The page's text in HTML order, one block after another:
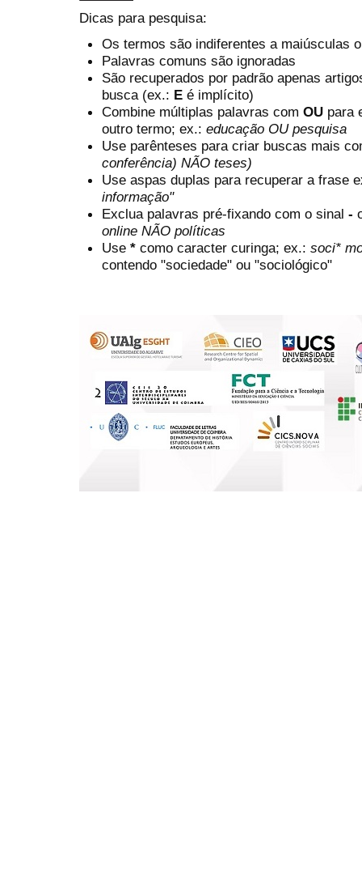
Dicas para pesquisa:
Os termos são indiferentes a maiúsculas
Palavras comuns são ignoradas
São recuperados por padrão apenas
busca (ex.: E é implícito)
Combine múltiplas palavras com OU para
outro termo; ex.: educação OU pesquisa
Use parênteses para criar buscas mais
conferência) NÃO teses)
Use aspas duplas para recuperar a frase
informação"
Exclua palavras pré-fixando com o sinal -
online NÃO políticas
Use * como caracter curinga; ex.: soci*
contendo "sociedade" ou "sociológico"